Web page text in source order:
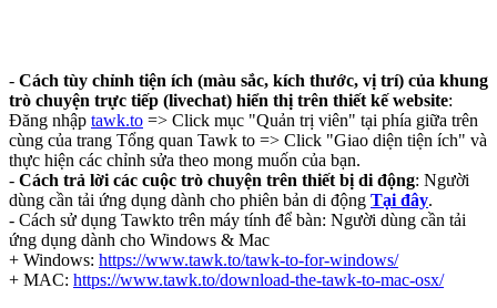
- Cách tùy chỉnh tiện ích (màu sắc, kích thước, vị trí) của khung
trò chuyện trực tiếp (livechat) hiển thị trên thiết kế website:
Đăng nhập tawk.to => Click mục "Quản trị viên" tại phía giữa trên
cùng của trang Tổng quan Tawk to => Click "Giao diện tiện ích" và
thực hiện các chỉnh sửa theo mong muốn của bạn.
- Cách trả lời các cuộc trò chuyện trên thiết bị di động: Người
dùng cần tải ứng dụng dành cho phiên bản di động Tại đây.
- Cách sử dụng Tawkto trên máy tính để bàn: Người dùng cần tải
ứng dụng dành cho Windows & Mac
+ Windows: https://www.tawk.to/tawk-to-for-windows/
+ MAC: https://www.tawk.to/download-the-tawk-to-mac-osx/